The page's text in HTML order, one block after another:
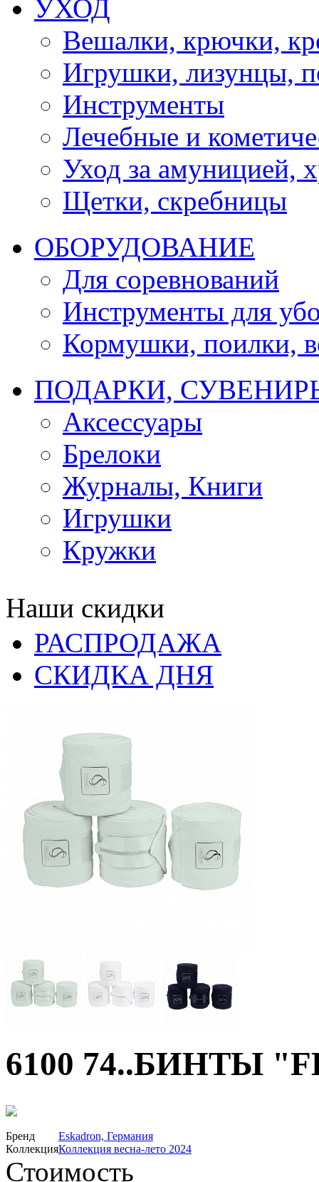
УХОД
Вешалки, крючки,
Игрушки, лизунцы,
Инструменты
Лечебные и
Уход за амуницией,
Щетки, скребницы
ОБОРУДОВАНИЕ
Для соревнований
Инструменты для
Кормушки, поилки,
ПОДАРКИ,
Аксессуары
Брелоки
Журналы, Книги
Игрушки
Кружки
Наши скидки
РАСПРОДАЖА
СКИДКА ДНЯ
6100 74..БИНТЫ
50%
Бренд
Eskadron, Германия
КоллекцияКоллекция весна-лето 2024
Стоимость